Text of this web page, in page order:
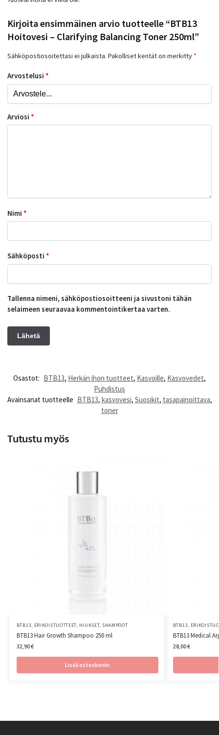
Kirjoita ensimmäinen arvio tuotteelle “BTB13
Hoitovesi – Clarifying Balancing Toner 250ml”
Sähköpostiosoitettasi ei julkaista. Pakolliset kentät on merkitty *
Arvostelusi *
Arviosi *
Nimi *
Sähköposti *
Tallenna nimeni, sähköpostiosoitteeni ja sivustoni tähän
selaimeen seuraavaa kommentointikertaa varten.
Osastot: BTB13, Herkän ihon tuotteet, Kasvoille, Kasvovedet,
Puhdistus
Avainsanat tuotteelle BTB13, kasvovesi, Suosikit, tasapainoittava,
toner
Tutustu myös
BTB13, ERIKOISTUOTTEET, HIUKSET, SHAMPOOT
BTB13 Hair Growth Shampoo 250 ml
32,90€
Lisää ostoskoriin
BTB13,
BTB13 Medical
28,00€